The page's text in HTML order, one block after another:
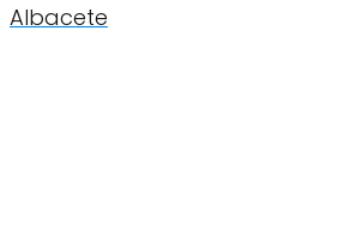
Albacete